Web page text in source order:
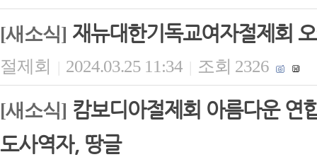
[새소식] 재뉴대한기독교여자절제회
절제회 | 2024.03.25 11:34 | 조회 2326
[새소식] 캄보디아절제회 아름다운 연
도사역자, 땅글